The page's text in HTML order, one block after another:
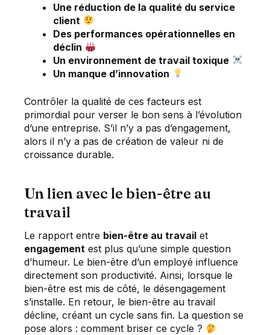
Une réduction de la qualité du service
client
Des performances opérationnelles en
déclin
Un environnement de travail toxique
Un manque d’innovation
Contrôler la qualité de ces facteurs est
primordial pour verser le bon sens à l’évolution
d’une entreprise. S’il n’y a pas d’engagement,
alors il n’y a pas de création de valeur ni de
croissance durable.
Un lien avec le bien-être au
travail
Le rapport entre bien-être au travail et
engagement est plus qu’une simple question
d’humeur. Le bien-être d’un employé influence
directement son productivité. Ainsi, lorsque le
bien-être est mis de côté, le désengagement
s’installe. En retour, le bien-être au travail
décline, créant un cycle sans fin. La question se
pose alors : comment briser ce cycle ?